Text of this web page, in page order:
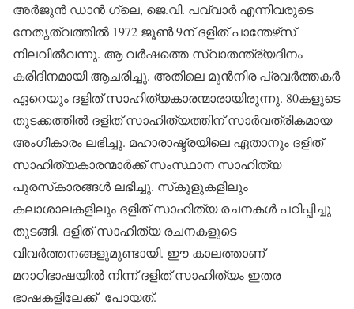
അര്‍ജുന്‍ ഡാന്‍ ഗ്ലെ, ജെ.വി. പവ്വാര്‍ എന്നിവരുടെ
നേതൃത്വത്തില്‍ 1972 ജൂണ്‍ 9ന് ദളിത് പാന്തേഴ്‌സ്
നിലവില്‍വന്നു. ആ വര്‍ഷത്തെ സ്വാതന്ത്ര്യദിനം
കരിദിനമായി ആചരിച്ചു. അതിലെ മുന്‍നിര പ്രവര്‍ത്തകര്‍
ഏറെയും ദളിത് സാഹിത്യകാരന്മാരായിരുന്നു. 80കളുടെ
തുടക്കത്തില്‍ ദളിത് സാഹിത്യത്തിന് സാര്‍വത്രികമായ
അംഗീകാരം ലഭിച്ചു. മഹാരാഷ്ട്രയിലെ ഏതാനും ദളിത്
സാഹിത്യകാരന്മാര്‍ക്ക് സംസ്ഥാന സാഹിത്യ
പുരസ്‌കാരങ്ങള്‍ ലഭിച്ചു. സ്‌കൂളുകളിലും
കലാശാലകളിലും ദളിത് സാഹിത്യ രചനകള്‍ പഠിപ്പിച്ചു
തുടങ്ങി. ദളിത് സാഹിത്യ രചനകളുടെ
വിവര്‍ത്തനങ്ങളുമുണ്ടായി. ഈ കാലത്താണ്
മറാഠിഭാഷയില്‍ നിന്ന് ദളിത് സാഹിത്യം ഇതര
ഭാഷകളിലേക്ക് പോയത്.